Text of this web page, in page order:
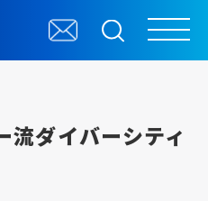
流ダイバーシティ